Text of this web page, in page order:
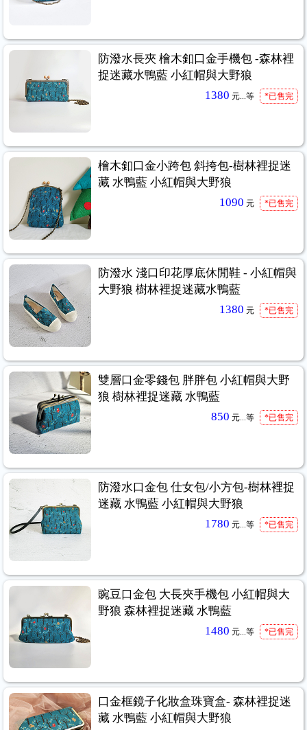
防潑水長夾 檜木釦口金手機包 -森林裡
捉迷藏水鴨藍 小紅帽與大野狼
1380 元... 等 *已售完
檜木釦口金小跨包 斜挎包-樹林裡捉迷
藏 水鴨藍 小紅帽與大野狼
1090 元 *已售完
防潑水 淺口印花厚底休閒鞋 - 小紅帽與
大野狼 樹林裡捉迷藏水鴨藍
1380 元 *已售完
雙層口金零錢包 胖胖包 小紅帽與大野
狼 樹林裡捉迷藏 水鴨藍
850 元... 等 *已售完
防潑水口金包 仕女包/小方包-樹林裡捉
迷藏 水鴨藍 小紅帽與大野狼
1780 元... 等 *已售完
豌豆口金包 大長夾手機包 小紅帽與大
野狼 森林裡捉迷藏 水鴨藍
1480 元... 等 *已售完
口金框鏡子化妝盒珠寶盒- 森林裡捉迷
藏 水鴨藍 小紅帽與大野狼